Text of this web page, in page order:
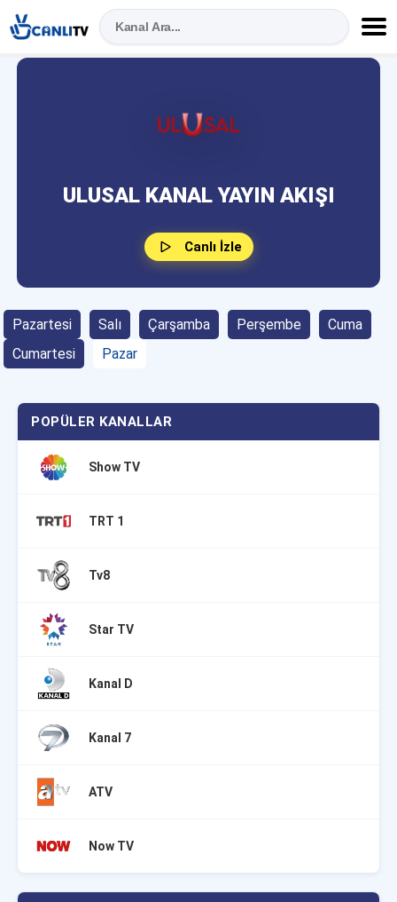
ULUSAL KANAL YAYIN AKIŞI
Canlı İzle
Pazartesi Salı Çarşamba Perşembe
Cuma
Cumartesi
Pazar
POPÜLER KANALLAR
Show TV
TRT 1
Tv8
Star TV
Kanal D
Kanal 7
ATV
Now TV